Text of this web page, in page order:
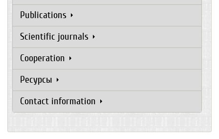
Publications
Scientific journals
Cooperation
Ресурсы
Contact information